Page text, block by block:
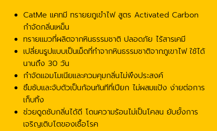
CatMe แคทมี ทรายยภูเขำไฟ สูตร Activated Carbon
กำจัดกลิ่นเหม็น
ทรายแมวที่ผลิตจากหินธรรมชาติ ปลอดภัย ไร้สารเคมี
เปลี่ยนรูปแบบเป็นเม็ดที่ทำจากหินธรรมชาติจากภูเขาไฟ ใช้ได้
นานถึง 30 วัน
กำจัดแอมโมเนียและควมคุมกลิ่นไม่พึงประสงค์
ซึมซับและจับตัวเป็นก้อนทันทีที่เปียก ไม่ผสมแป้ง ง่ายต่อการ
เก็บทิ้ง
ช่วยดูดซับกลิ่นได้ดี โดนความร้อนไม่เป็นโคลน ยับยั้งการ
เจริญเติบโตของเชื้อโรค